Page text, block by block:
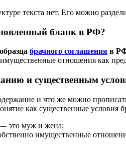
текста нет. Его можно
бланк в РФ?
брачного соглашения в
отношения как
и существенным
и что же можно
как существенные условия
— это муж и жена;
имущественные